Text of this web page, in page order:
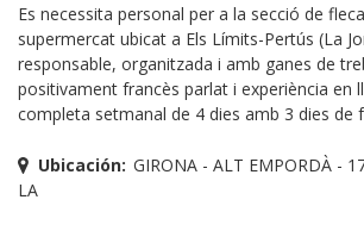
Es necessita personal per a la secció de
supermercat ubicat a Els Límits-Pertús (La
responsable, organitzada i amb ganes de
positivament francès parlat i experiència en
completa setmanal de 4 dies amb 3 dies de
Ubicación: GIRONA - ALT EMPORDÀ -
LA